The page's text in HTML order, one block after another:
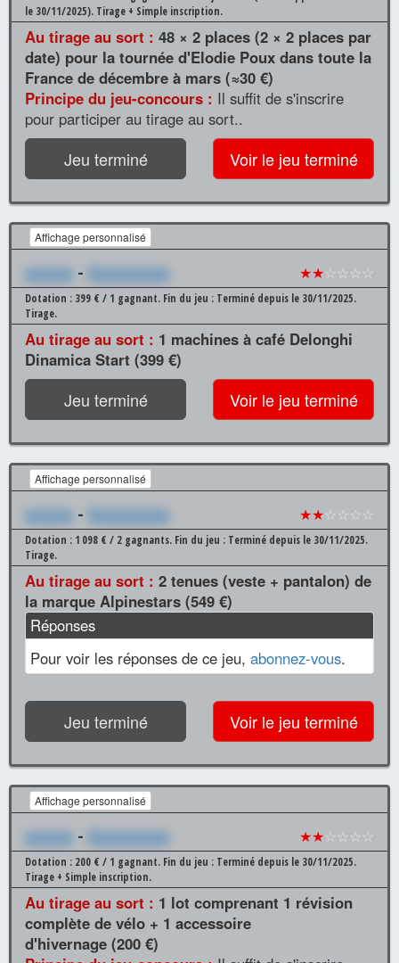
le 30/11/2025). Tirage + Simple inscription.
Au tirage au sort : 48 × 2 places (2 × 2 places par
date) pour la tournée d'Elodie Poux dans toute la
France de décembre à mars (≈30 €)
Principe du jeu-concours : Il suffit de s'inscrire
pour participer au tirage au sort..
Jeu terminé Voir le jeu terminé
Affichage personnalisé
xxxxxx - Xxxxxxxxxx ★★☆☆☆☆
Dotation : 399 € / 1 gagnant. Fin du jeu : Terminé depuis le 30/11/2025.
Tirage.
Au tirage au sort : 1 machines à café Delonghi
Dinamica Start (399 €)
Jeu terminé Voir le jeu terminé
Affichage personnalisé
xxxxxx - Xxxxxxxxxx ★★☆☆☆☆
Dotation : 1 098 € / 2 gagnants. Fin du jeu : Terminé depuis le 30/11/2025.
Tirage.
Au tirage au sort : 2 tenues (veste + pantalon) de
la marque Alpinestars (549 €)
Réponses
Pour voir les réponses de ce jeu, abonnez-vous.
Jeu terminé Voir le jeu terminé
Affichage personnalisé
xxxxxx - Xxxxxxxxxx ★★☆☆☆☆
Dotation : 200 € / 1 gagnant. Fin du jeu : Terminé depuis le 30/11/2025.
Tirage + Simple inscription.
Au tirage au sort : 1 lot comprenant 1 révision
complète de vélo + 1 accessoire
d'hivernage (200 €)